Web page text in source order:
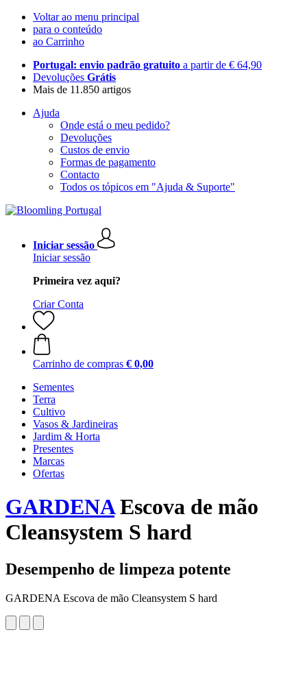
Voltar ao menu principal
para o conteúdo
ao Carrinho
Portugal: envio padrão gratuito a partir de € 64,90
Devoluções Grátis
Mais de 11.850 artigos
Ajuda
Onde está o meu pedido?
Devoluções
Custos de envio
Formas de pagamento
Contacto
Todos os tópicos em "Ajuda & Suporte"
Iniciar sessão
Iniciar sessão
Primeira vez aqui?
Criar Conta
Carrinho de compras € 0,00
Sementes
Terra
Cultivo
Vasos & Jardineiras
Jardim & Horta
Presentes
Marcas
Ofertas
GARDENAEscova de mão
Cleansystem S hard
Desempenho de limpeza potente
GARDENA Escova de mão Cleansystem S hard